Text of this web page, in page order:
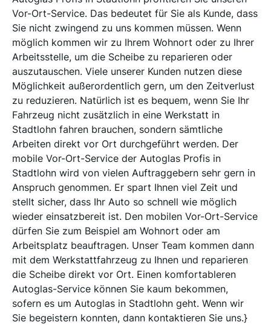
Vor-Ort-Service. Das bedeutet für Sie als Kunde, dass
Sie nicht zwingend zu uns kommen müssen. Wenn
möglich kommen wir zu Ihrem Wohnort oder zu Ihrer
Arbeitsstelle, um die Scheibe zu reparieren oder
auszutauschen. Viele unserer Kunden nutzen diese
Möglichkeit außerordentlich gern, um den Zeitverlust
zu reduzieren. Natürlich ist es bequem, wenn Sie Ihr
Fahrzeug nicht zusätzlich in eine Werkstatt in
Stadtlohn fahren brauchen, sondern sämtliche
Arbeiten direkt vor Ort durchgeführt werden. Der
mobile Vor-Ort-Service der Autoglas Profis in
Stadtlohn wird von vielen Auftraggebern sehr gern in
Anspruch genommen. Er spart Ihnen viel Zeit und
stellt sicher, dass Ihr Auto so schnell wie möglich
wieder einsatzbereit ist. Den mobilen Vor-Ort-Service
dürfen Sie zum Beispiel am Wohnort oder am
Arbeitsplatz beauftragen. Unser Team kommen dann
mit dem Werkstattfahrzeug zu Ihnen und reparieren
die Scheibe direkt vor Ort. Einen komfortableren
Autoglas-Service können Sie kaum bekommen,
sofern es um Autoglas in Stadtlohn geht. Wenn wir
Sie begeistern konnten, dann kontaktieren Sie uns.}